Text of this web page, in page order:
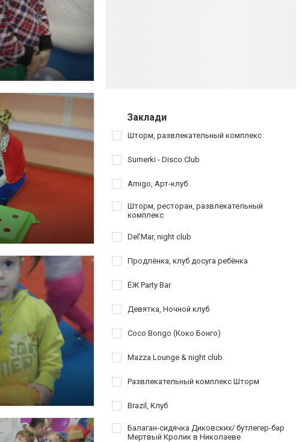
Заклади
Шторм, развлекательный комплекс
Sumerki - Disco Club
Amigo, Арт-клуб
Шторм, ресторан, развлекательный
комплекс
Del'Mar, night club
Продлёнка, клуб досуга ребёнка
ЁЖ Party Bar
Девятка, Ночной клуб
Coco Bongo (Коко Бонго)
Mazza Lounge & night club
Развлекательный комплекс Шторм
Brazil, Клуб
Балаган-сидячка Диковских/ бутлегер-бар
Мертвый Кролик в Николаеве